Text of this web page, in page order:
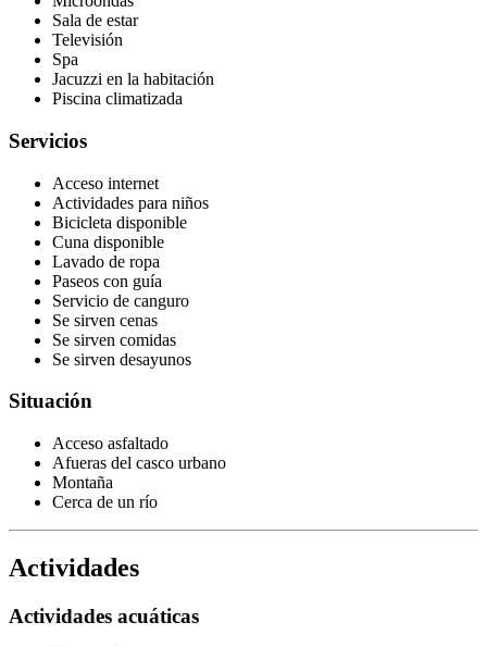
Sala de estar
Televisión
Spa
Jacuzzi en la habitación
Piscina climatizada
Servicios
Acceso internet
Actividades para niños
Bicicleta disponible
Cuna disponible
Lavado de ropa
Paseos con guía
Servicio de canguro
Se sirven cenas
Se sirven comidas
Se sirven desayunos
Situación
Acceso asfaltado
Afueras del casco urbano
Montaña
Cerca de un río
Actividades
Actividades acuáticas